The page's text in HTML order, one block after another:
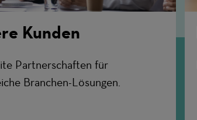
Kunden
Partnerschaften für
Branchen-Lösungen.